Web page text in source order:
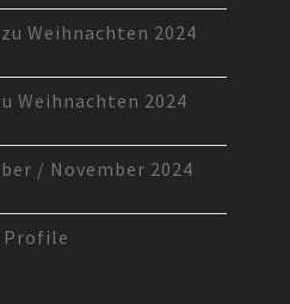
Weihnachten 2024
Weihnachten 2024
/ November 2024
Profile